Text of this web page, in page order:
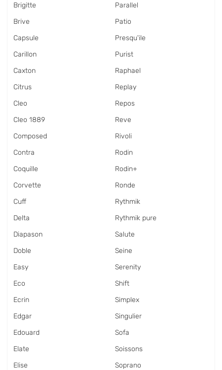
Brigitte
Brive
Capsule
Carillon
Caxton
Citrus
Cleo
Cleo 1889
Composed
Contra
Coquille
Corvette
Cuff
Delta
Diapason
Doble
Easy
Eco
Ecrin
Edgar
Edouard
Elate
Elise
Parallel
Patio
Presqu'ile
Purist
Raphael
Replay
Repos
Reve
Rivoli
Rodin
Rodin+
Ronde
Rythmik
Rythmik pure
Salute
Seine
Serenity
Shift
Simplex
Singulier
Sofa
Soissons
Soprano